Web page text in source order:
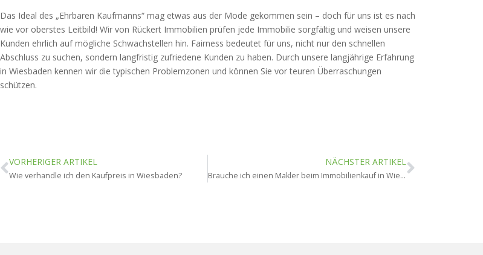
Das Ideal des „Ehrbaren Kaufmanns“ mag etwas aus der Mode gekommen sein – doch für uns ist es nach
wie vor oberstes Leitbild! Wir von Rückert Immobilien prüfen jede Immobilie sorgfältig und weisen unsere
Kunden ehrlich auf mögliche Schwachstellen hin. Fairness bedeutet für uns, nicht nur den schnellen
Abschluss zu suchen, sondern langfristig zufriedene Kunden zu haben. Durch unsere langjährige Erfahrung
in Wiesbaden kennen wir die typischen Problemzonen und können Sie vor teuren Überraschungen
schützen.
VORHERIGER ARTIKEL
Wie verhandle ich den Kaufpreis in Wiesbaden?
NÄCHSTER ARTIKEL
Brauche ich einen Makler beim Immobilienkauf in Wiesbaden?